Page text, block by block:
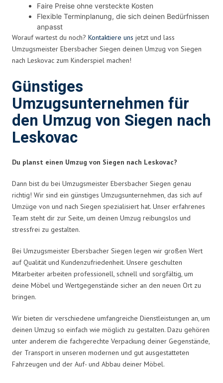
Faire Preise ohne versteckte Kosten
Flexible Terminplanung, die sich deinen Bedürfnissen
anpasst
Worauf wartest du noch? Kontaktiere uns jetzt und lass
Umzugsmeister Ebersbacher Siegen deinen Umzug von Siegen
nach Leskovac zum Kinderspiel machen!
Günstiges
Umzugsunternehmen für
den Umzug von Siegen nach
Leskovac
Du planst einen Umzug von Siegen nach Leskovac?
Dann bist du bei Umzugsmeister Ebersbacher Siegen genau
richtig! Wir sind ein günstiges Umzugsunternehmen, das sich auf
Umzüge von und nach Siegen spezialisiert hat. Unser erfahrenes
Team steht dir zur Seite, um deinen Umzug reibungslos und
stressfrei zu gestalten.
Bei Umzugsmeister Ebersbacher Siegen legen wir großen Wert
auf Qualität und Kundenzufriedenheit. Unsere geschulten
Mitarbeiter arbeiten professionell, schnell und sorgfältig, um
deine Möbel und Wertgegenstände sicher an den neuen Ort zu
bringen.
Wir bieten dir verschiedene umfangreiche Dienstleistungen an, um
deinen Umzug so einfach wie möglich zu gestalten. Dazu gehören
unter anderem die fachgerechte Verpackung deiner Gegenstände,
der Transport in unseren modernen und gut ausgestatteten
Fahrzeugen und der Auf- und Abbau deiner Möbel.